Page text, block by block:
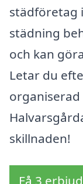
städföretag
städning
och kan
Letar du
organiserad
skillnaden!
Få 3